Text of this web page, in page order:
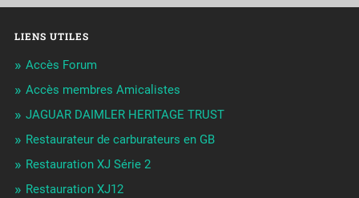
LIENS UTILES
Accès Forum
Accès membres Amicalistes
JAGUAR DAIMLER HERITAGE TRUST
Restaurateur de carburateurs en GB
Restauration XJ Série 2
Restauration XJ12